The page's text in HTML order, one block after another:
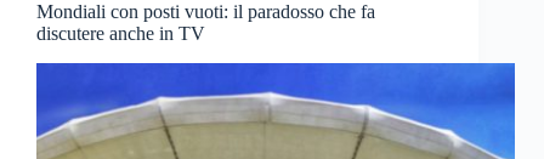
Mondiali con posti vuoti: il paradosso che fa
discutere anche in TV